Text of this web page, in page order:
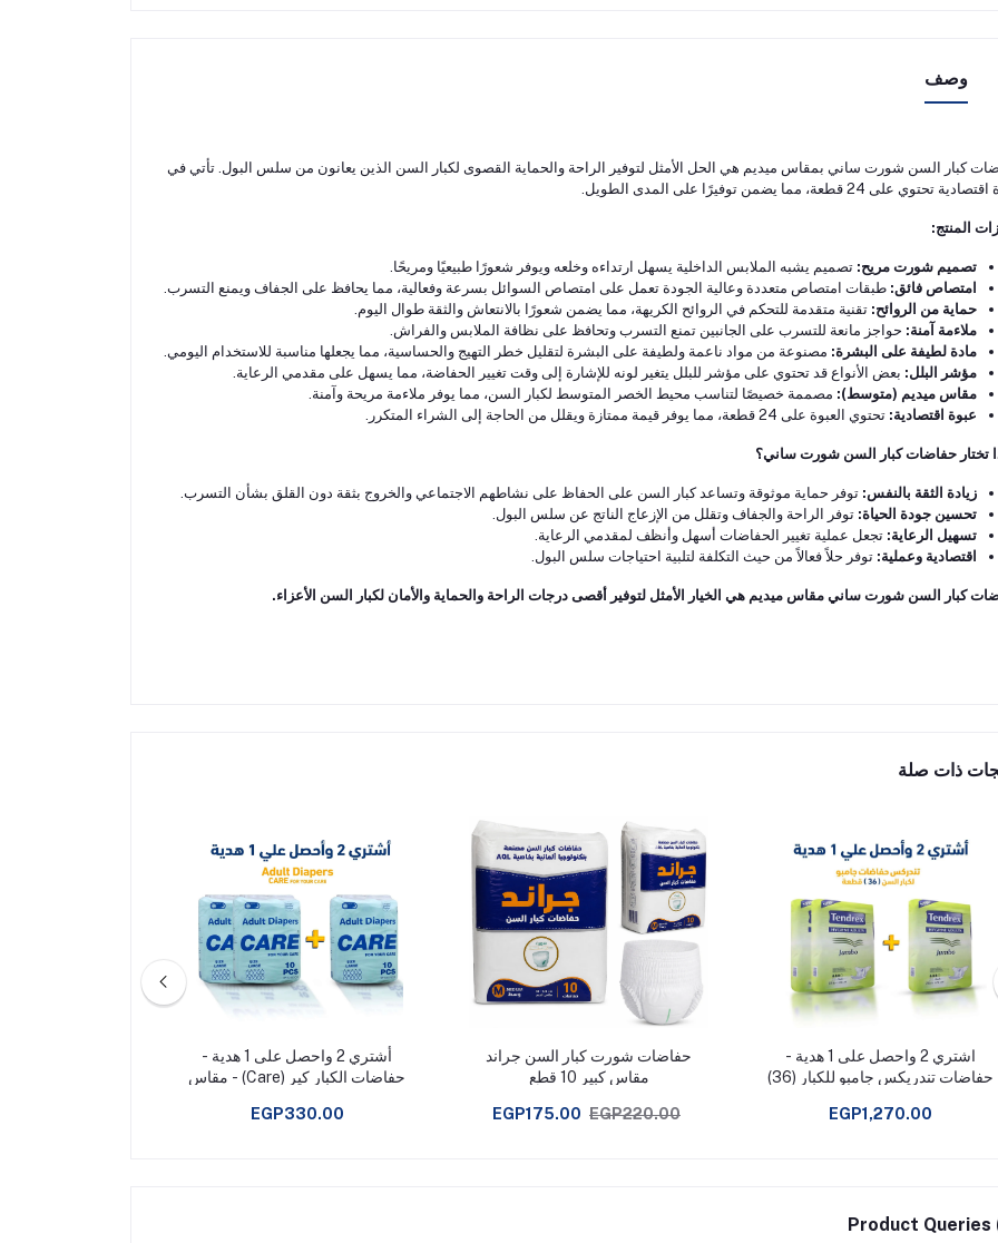
وصف
كبار السن شورت ساني بمقاس ميديم هي الحل الأمثل لتوفير الراحة والحماية القصوى لكبار السن الذين يعانون من سلس البول. تأتي في
تحتوي على 24 قطعة، مما يضمن توفيرًا على المدى الطويل.
المنتج:
تصميم شورت مريح: تصميم يشبه الملابس الداخلية يسهل ارتداءه وخلعه ويوفر شعورًا طبيعيًا ومريحًا.
امتصاص فائق: طبقات امتصاص متعددة وعالية الجودة تعمل على امتصاص السوائل بسرعة وفعالية، مما يحافظ على الجفاف ويمنع التسرب.
حماية من الروائح: تقنية متقدمة للتحكم في الروائح الكريهة، مما يضمن شعورًا بالانتعاش والثقة طوال اليوم.
ملاءمة آمنة: حواجز مانعة للتسرب على الجانبين تمنع التسرب وتحافظ على نظافة الملابس والفراش.
مادة لطيفة على البشرة: مصنوعة من مواد ناعمة ولطيفة على البشرة لتقليل خطر التهيج والحساسية، مما يجعلها مناسبة للاستخدام اليومي.
مؤشر البلل: بعض الأنواع قد تحتوي على مؤشر للبلل يتغير لونه للإشارة إلى وقت تغيير الحفاضة، مما يسهل على مقدمي الرعاية.
مقاس ميديم (متوسط): مصممة خصيصًا لتناسب محيط الخصر المتوسط لكبار السن، مما يوفر ملاءمة مريحة وآمنة.
عبوة اقتصادية: تحتوي العبوة على 24 قطعة، مما يوفر قيمة ممتازة ويقلل من الحاجة إلى الشراء المتكرر.
تختار حفاضات كبار السن شورت ساني؟
زيادة الثقة بالنفس: توفر حماية موثوقة وتساعد كبار السن على الحفاظ على نشاطهم الاجتماعي والخروج بثقة دون القلق بشأن التسرب.
تحسين جودة الحياة: توفر الراحة والجفاف وتقلل من الإزعاج الناتج عن سلس البول.
تسهيل الرعاية: تجعل عملية تغيير الحفاضات أسهل وأنظف لمقدمي الرعاية.
اقتصادية وعملية: توفر حلاً فعالاً من حيث التكلفة لتلبية احتياجات سلس البول.
كبار السن شورت ساني مقاس ميديم هي الخيار الأمثل لتوفير أقصى درجات الراحة والحماية والأمان لكبار السن الأعزاء.
ذات صلة
اشتري 2 واحصل على 1 هدية -
حفاضات تندريكس جامبو للكبار (36)
EGP1,270.00
حفاضات شورت كبار السن جراند
مقاس كبير 10 قطع
EGP175.00 EGP220.00
أشتري 2 واحصل على 1 هدية -
حفاضات الكبار كير (Care) - مقاس
EGP330.00
Product Queries